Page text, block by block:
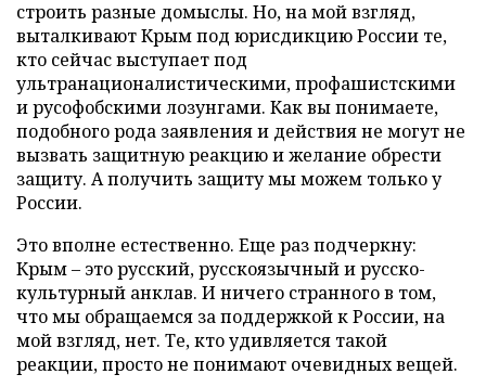
строить разные домыслы. Но, на мой взгляд,
выталкивают Крым под юрисдикцию России те,
кто сейчас выступает под
ультранационалистическими, профашистскими
и русофобскими лозунгами. Как вы понимаете,
подобного рода заявления и действия не могут не
вызвать защитную реакцию и желание обрести
защиту. А получить защиту мы можем только у
России.
Это вполне естественно. Еще раз подчеркну:
Крым – это русский, русскоязычный и русско-
культурный анклав. И ничего странного в том,
что мы обращаемся за поддержкой к России, на
мой взгляд, нет. Те, кто удивляется такой
реакции, просто не понимают очевидных вещей.